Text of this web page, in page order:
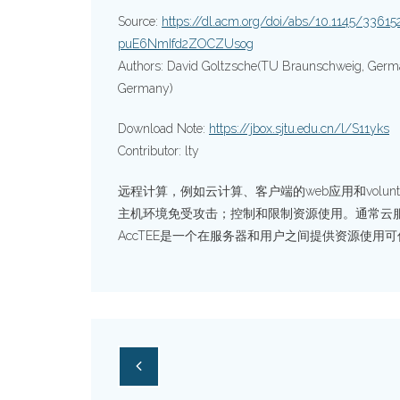
Source: https://dl.acm.org/doi/abs/10.1145/
puE6NmIfd2ZOCZUsog
Authors: David Goltzsche(TU Braunschweig,
Germany)
Download Note: https://jbox.sjtu.edu.cn/l/S11yks
Contributor: lty
远程计算，例如云计算、客户端的web应用和
主机环境免受攻击；控制和限制资源使用。通常云
AccTEE是一个在服务器和用户之间提供资源使用